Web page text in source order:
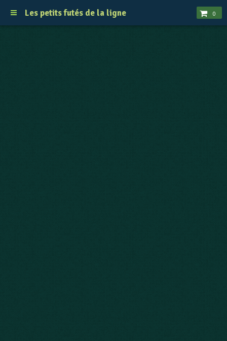
Les petits futés de la ligne 0